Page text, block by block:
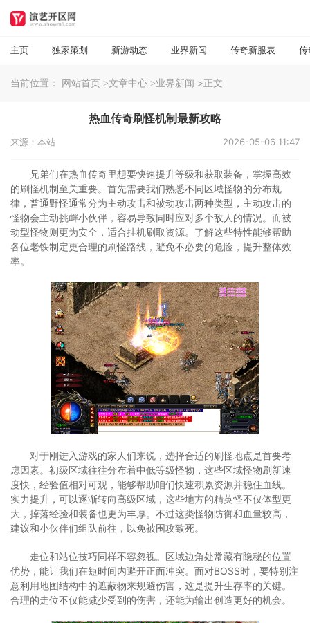
主页 独家策划 新游动态 业界新闻 传奇新服表 传
当前位置： 网站首页 >文章中心 >业界新闻 >正文
热血传奇刷怪机制最新攻略
来源：本站 2026-05-06 11:47
兄弟们在热血传奇里想要快速提升等级和获取装备，掌握高效
的刷怪机制至关重要。首先需要我们熟悉不同区域怪物的分布规
律，普通野怪通常分为主动攻击和被动攻击两种类型，主动攻击的
怪物会主动挑衅小伙伴，容易导致同时应对多个敌人的情况。而被
动型怪物则更为安全，适合挂机刷取资源。了解这些特性能够帮助
各位老铁制定更合理的刷怪路线，避免不必要的危险，提升整体效
率。
对于刚进入游戏的家人们来说，选择合适的刷怪地点是首要考
虑因素。初级区域往往分布着中低等级怪物，这些区域怪物刷新速
度快，经验值相对可观，能够帮助咱们快速积累资源并稳住血线。
实力提升，可以逐渐转向高级区域，这些地方的精英怪不仅体型更
大，掉落经验和装备也更为丰厚。不过这类怪物防御和血量较高，
建议和小伙伴们组队前往，以免被围攻致死。
走位和站位技巧同样不容忽视。区域边角处常藏有隐秘的位置
优势，能让我们在短时间内避开正面冲突。面对BOSS时，要特别注
意利用地图结构中的遮蔽物来规避伤害，这是提升生存率的关键。
合理的走位不仅能减少受到的伤害，还能为输出创造更好的机会。